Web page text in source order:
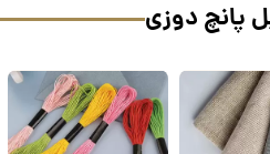
پانچ دوزی